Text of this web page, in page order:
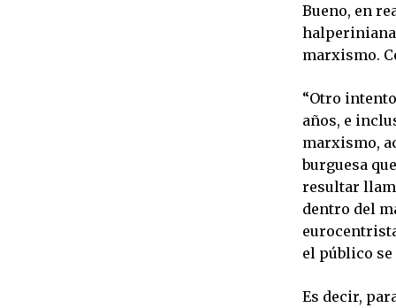
Bueno, en
marxismo.
“Otro
años, e
marxismo,
burguesa
resultar
dentro del
el público se
Es decir,